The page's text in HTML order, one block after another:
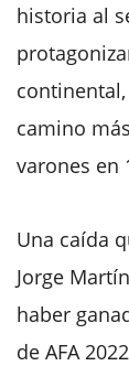
historia al
camino
varones en
Una caída
Jorge
haber
de AFA